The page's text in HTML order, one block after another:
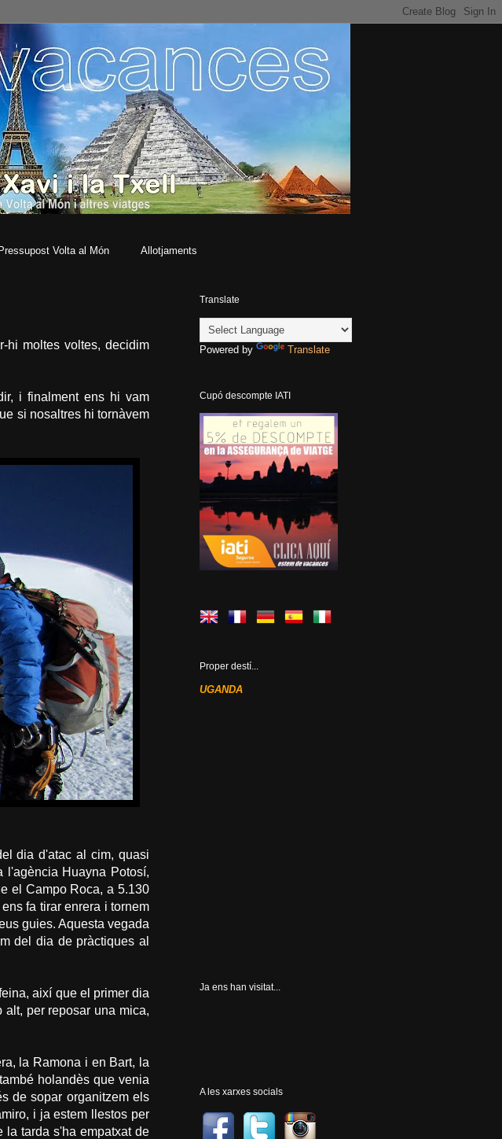
Pressupost Volta al Món Allotjaments
hi moltes voltes, decidim
i finalment ens hi vam
si nosaltres hi tornàvem
dia d'atac al cim, quasi
l'agència Huayna Potosí,
el Campo Roca, a 5.130
fa tirar enrera i tornem
guies. Aquesta vegada
del dia de pràctiques al
així que el primer dia
per reposar una mica,
la Ramona i en Bart, la
holandès que venia
de sopar organitzem els
i ja estem llestos per
la tarda s'ha empatxat de
Translate
Powered by Translate
Cupó descompte IATI
Proper destí...
UGANDA
Ja ens han visitat...
A les xarxes socials